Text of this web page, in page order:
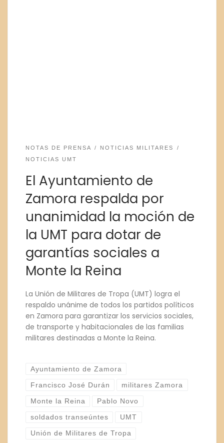
NOTAS DE PRENSA
NOTICIAS MILITARES
NOTICIAS UMT
El Ayuntamiento de
Zamora respalda por
unanimidad la moción de
la UMT para dotar de
garantías sociales a
Monte la Reina
La Unión de Militares de Tropa (UMT) logra el
respaldo unánime de todos los partidos políticos
en Zamora para garantizar los servicios sociales,
de transporte y habitacionales de las familias
militares destinadas a Monte la Reina.
Ayuntamiento de Zamora
Francisco José Durán militares Zamora
Monte la Reina Pablo Novo
soldados transeúntes UMT
Unión de Militares de Tropa